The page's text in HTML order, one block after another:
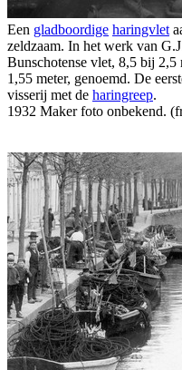
Een gladboordige haringvlet
zeldzaam. In het werk van
Bunschotense vlet, 8,5 bij 2,5
1,55 meter, genoemd. De
visserij met de haringreep.
1932 Maker foto onbekend.